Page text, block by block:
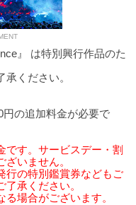
』 は特別興行作品のた
ください。
の追加料金が必要で
す。サービスデー・割
いません。
行の特別鑑賞券などもご
承ください。
場合がございます。